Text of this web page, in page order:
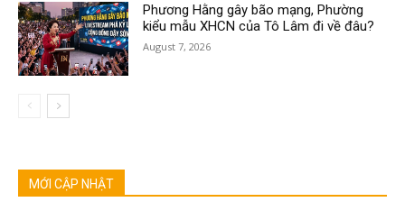
Phương Hằng gây bão mạng, Phường
kiểu mẫu XHCN của Tô Lâm đi về đâu?
August 7, 2026
MỚI CẬP NHẬT